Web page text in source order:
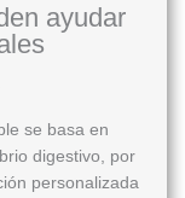
ayudar
se basa en
digestivo, por
personalizada